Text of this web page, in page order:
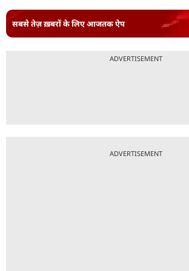
सबसे तेज़ ख़बरों के लिए आजतक ऐप
ADVERTISEMENT
ADVERTISEMENT